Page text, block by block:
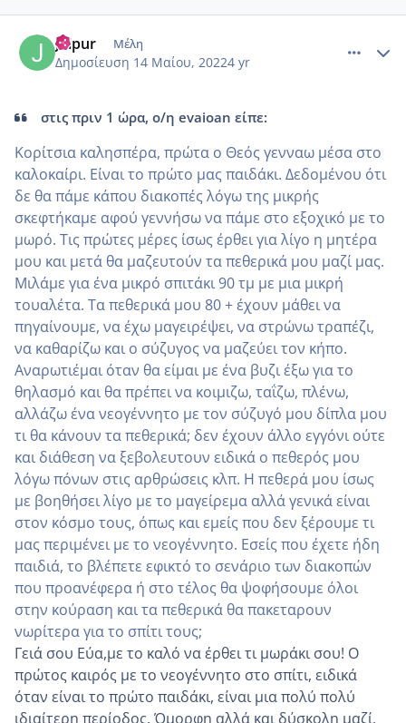
Jaipur Μέλη
Δημοσίευση 14 Μαίου, 20224 yr
στις πριν 1 ώρα, ο/η evaioan είπε:
Κορίτσια καλησπέρα, πρώτα ο Θεός γενναω μέσα στο
καλοκαίρι. Είναι το πρώτο μας παιδάκι. Δεδομένου ότι
δε θα πάμε κάπου διακοπές λόγω της μικρής
σκεφτήκαμε αφού γεννήσω να πάμε στο εξοχικό με το
μωρό. Τις πρώτες μέρες ίσως έρθει για λίγο η μητέρα
μου και μετά θα μαζευτούν τα πεθερικά μου μαζί μας.
Μιλάμε για ένα μικρό σπιτάκι 90 τμ με μια μικρή
τουαλέτα. Τα πεθερικά μου 80 + έχουν μάθει να
πηγαίνουμε, να έχω μαγειρέψει, να στρώνω τραπέζι,
να καθαρίζω και ο σύζυγος να μαζεύει τον κήπο.
Αναρωτιέμαι όταν θα είμαι με ένα βυζι έξω για το
θηλασμό και θα πρέπει να κοιμιζω, ταΐζω, πλένω,
αλλάζω ένα νεογέννητο με τον σύζυγό μου δίπλα μου
τι θα κάνουν τα πεθερικά; δεν έχουν άλλο εγγόνι ούτε
και διάθεση να ξεβολευτουν ειδικά ο πεθερός μου
λόγω πόνων στις αρθρώσεις κλπ. Η πεθερά μου ίσως
με βοηθήσει λίγο με το μαγείρεμα αλλά γενικά είναι
στον κόσμο τους, όπως και εμείς που δεν ξέρουμε τι
μας περιμένει με το νεογέννητο. Εσείς που έχετε ήδη
παιδιά, το βλέπετε εφικτό το σενάριο των διακοπών
που προανέφερα ή στο τέλος θα ψοφήσουμε όλοι
στην κούραση και τα πεθερικά θα πακεταρουν
νωρίτερα για το σπίτι τους;
Γειά σου Εύα,με το καλό να έρθει τι μωράκι σου! Ο
πρώτος καιρός με το νεογέννητο στο σπίτι, ειδικά
όταν είναι το πρώτο παιδάκι, είναι μια πολύ πολύ
ιδιαίτερη περίοδος. Όμορφη αλλά και δύσκολη μαζί.